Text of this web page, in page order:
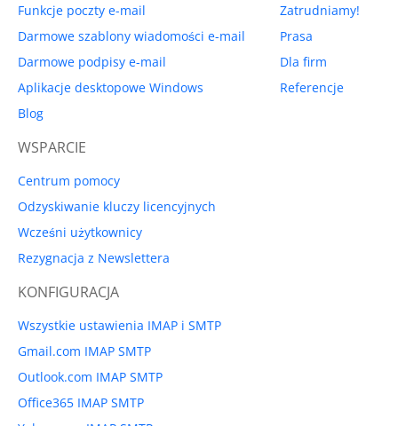
Funkcje poczty e-mail
Darmowe szablony wiadomości e-mail
Darmowe podpisy e-mail
Aplikacje desktopowe Windows
Blog
Zatrudniamy!
Prasa
Dla firm
Referencje
WSPARCIE
Centrum pomocy
Odzyskiwanie kluczy licencyjnych
Wcześni użytkownicy
Rezygnacja z Newslettera
KONFIGURACJA
Wszystkie ustawienia IMAP i SMTP
Gmail.com IMAP SMTP
Outlook.com IMAP SMTP
Office365 IMAP SMTP